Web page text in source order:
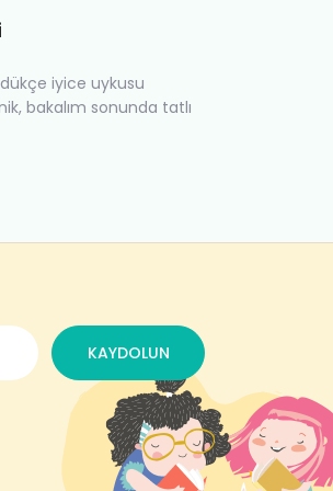
iyice uykusu
bakalım sonunda tatlı
KAYDOLUN